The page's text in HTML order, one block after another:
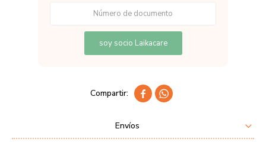
soy socio Laikacare
 
Envíos